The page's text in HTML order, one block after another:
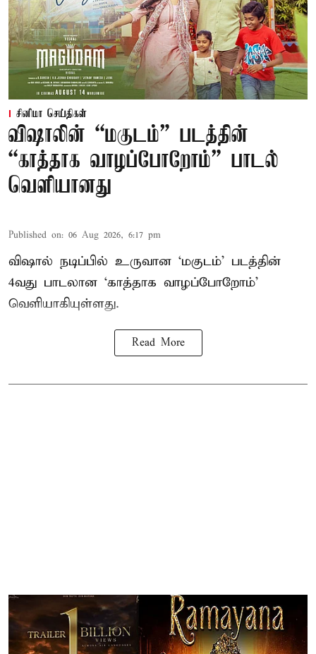
சினிமா செய்திகள்
விஷாலின் “மகுடம்” படத்தின்
“காத்தாக வாழப்போறோம்” பாடல்
வெளியானது
Published on: 06 Aug 2026, 6:17 pm
விஷால் நடிப்பில் உருவான ‘மகுடம்’ படத்தின்
4வது பாடலான ‘காத்தாக வாழப்போறோம்’
வெளியாகியுள்ளது.
Read More